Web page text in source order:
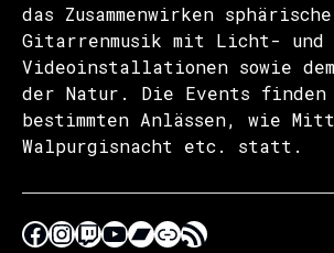
das Zusammenwirken
Gitarrenmusik mit Licht- und
Videoinstallationen sowie dem
der Natur. Die Events finden
bestimmten Anlässen, wie
Walpurgisnacht etc. statt.